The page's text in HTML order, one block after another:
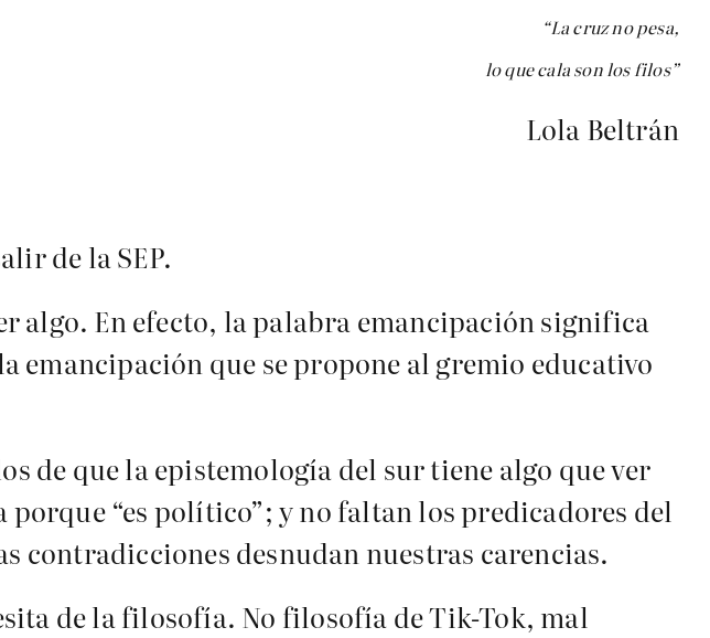
“La cruz no pesa,
lo que cala son los filos”
Lola Beltrán
de la SEP.
algo. En efecto, la palabra emancipación significa
emancipación que se propone al gremio educativo
de que la epistemología del sur tiene algo que ver
“es político”; y no faltan los predicadores del
contradicciones desnudan nuestras carencias.
de la filosofía. No filosofía de Tik-Tok, mal